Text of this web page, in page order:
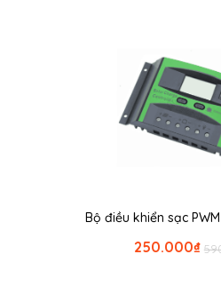
Bộ điều khiển sạc
₫
250.000